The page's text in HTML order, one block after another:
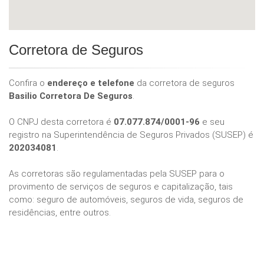
Corretora de Seguros
Confira o endereço e telefone da corretora de seguros
Basilio Corretora De Seguros.
O CNPJ desta corretora é 07.077.874/0001-96 e seu
registro na Superintendência de Seguros Privados (SUSEP) é
202034081 .
As corretoras são regulamentadas pela SUSEP para o
provimento de serviços de seguros e capitalização, tais
como: seguro de automóveis, seguros de vida, seguros de
residências, entre outros.